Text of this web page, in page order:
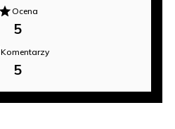
Ocena
5
Komentarzy
5